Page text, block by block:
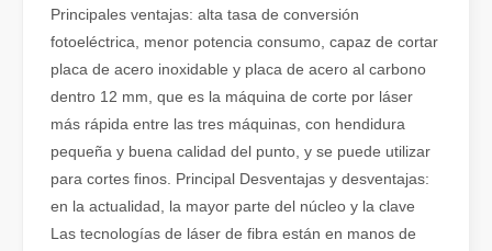
Principales ventajas: alta tasa de conversión
fotoeléctrica, menor potencia consumo, capaz de cortar
placa de acero inoxidable y placa de acero al carbono
dentro 12 mm, que es la máquina de corte por láser
más rápida entre las tres máquinas, con hendidura
pequeña y buena calidad del punto, y se puede utilizar
para cortes finos. Principal Desventajas y desventajas:
en la actualidad, la mayor parte del núcleo y la clave
Las tecnologías de láser de fibra están en manos de